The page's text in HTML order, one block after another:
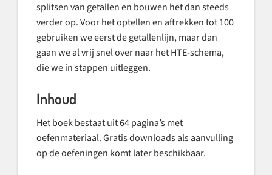
splitsen van getallen en bouwen het dan steeds
verder op. Voor het optellen en aftrekken tot 100
gebruiken we eerst de getallenlijn, maar dan
gaan we al vrij snel over naar het HTE-schema,
die we in stappen uitleggen.
Inhoud
Het boek bestaat uit 64 pagina’s met
oefenmateriaal. Gratis downloads als aanvulling
op de oefeningen komt later beschikbaar.